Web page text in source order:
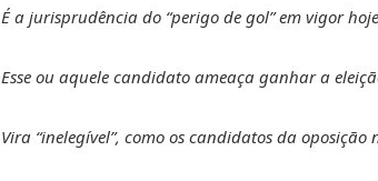
É a jurisprudência do “perigo de gol” em vigor
Esse ou aquele candidato ameaça ganhar a
Vira “inelegível”, como os candidatos da